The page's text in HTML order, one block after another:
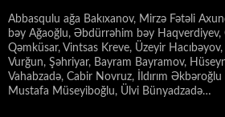
Abbasqulu ağa Bakıxanov, Mirzə Fətəli
bəy Ağaoğlu, Əbdürrəhim bəy
Qəmküsar, Vintsas Kreve, Üzeyir
Vurğun, Şəhriyar, Bayram Bayramov,
Vahabzadə, Cabir Novruz, İldırım Əkbəroğlu
Mustafa Müseyiboğlu, Ülvi Bünyadzadə…